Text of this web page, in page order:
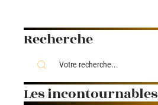
Recherche
Les incontournables